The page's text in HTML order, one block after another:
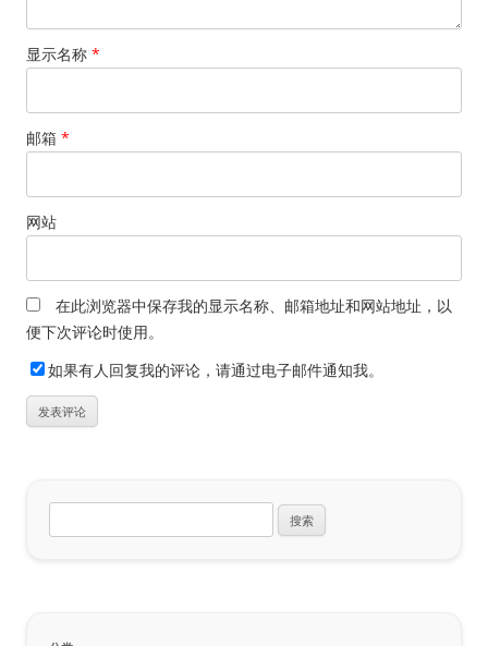
显示名称 *
邮箱 *
网站
在此浏览器中保存我的显示名称、邮箱地址和网站地址，以
便下次评论时使用。
如果有人回复我的评论，请通过电子邮件通知我。
索：